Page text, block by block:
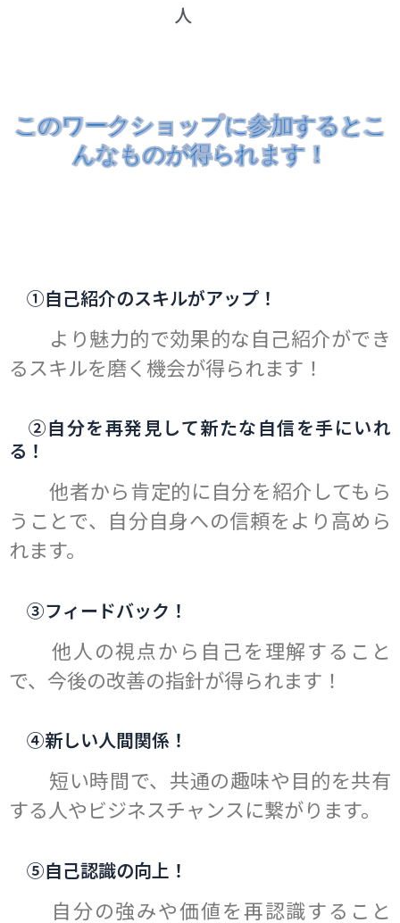
人
このワークショップに参加するとこ
んなものが得られます！
このワークショップに参加するとこ
んなものが得られます！
このワークショップに参加するとこ
んなものが得られます！
このワークショップに参加するとこ
んなものが得られます！
このワークショップに参加するとこ
んなものが得られます！
このワークショップに参加するとこ
んなものが得られます！
このワークショップに参加するとこ
んなものが得られます！
このワークショップに参加するとこ
んなものが得られます！
①自己紹介のスキルがアップ！
より魅力的で効果的な自己紹介ができ
るスキルを磨く機会が得られます！
②自分を再発見して新たな自信を手にいれ
る！
他者から肯定的に自分を紹介してもら
うことで、自分自身への信頼をより高めら
れます。
③フィードバック！
他人の視点から自己を理解すること
で、今後の改善の指針が得られます！
④新しい人間関係！
短い時間で、 共通の趣味や目的を共有
する人やビジネスチャンスに繋がります。
⑤自己認識の向上！
自分の強みや価値を再認識すること